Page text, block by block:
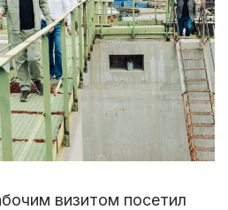
визитом посетил